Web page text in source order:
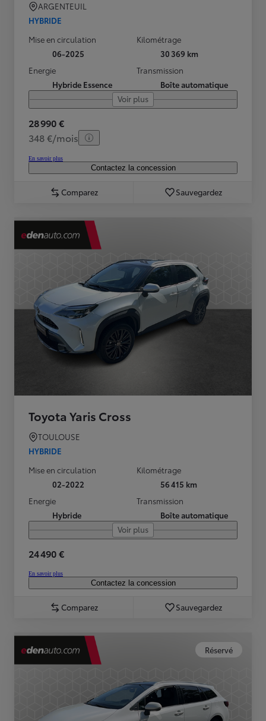
ARGENTEUIL
HYBRIDE
Mise en circulation
06-2025
Kilométrage
30 369 km
Energie
Hybride Essence
Transmission
Boîte automatique
Voir plus
28 990 €
348 €/mois
En savoir plus
Contactez la concession
Comparez Sauvegardez
Toyota Yaris Cross
TOULOUSE
HYBRIDE
Mise en circulation
02-2022
Kilométrage
56 415 km
Energie
Hybride
Transmission
Boîte automatique
Voir plus
24 490 €
En savoir plus
Contactez la concession
Comparez Sauvegardez
Réservé